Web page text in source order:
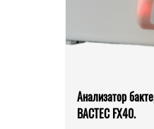
Анализатор
BACTEC FX40.